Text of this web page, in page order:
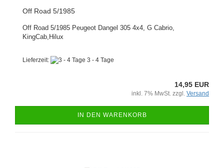
Off Road 5/1985
Off Road 5/1985 Peugeot Dangel 305 4x4, G Cabrio,
KingCab,Hilux
Lieferzeit: 3 - 4 Tage
14,95 EUR
inkl. 7% MwSt. zzgl. Versand
IN DEN WARENKORB